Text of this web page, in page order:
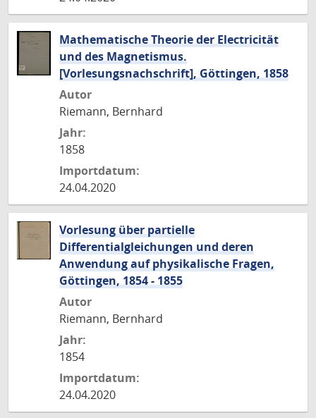
Mathematische Theorie der Electricität
und des Magnetismus.
[Vorlesungsnachschrift], Göttingen, 1858
Autor
Riemann, Bernhard
Jahr:
1858
Importdatum:
24.04.2020
Vorlesung über partielle
Differentialgleichungen und deren
Anwendung auf physikalische Fragen,
Göttingen, 1854 - 1855
Autor
Riemann, Bernhard
Jahr:
1854
Importdatum:
24.04.2020